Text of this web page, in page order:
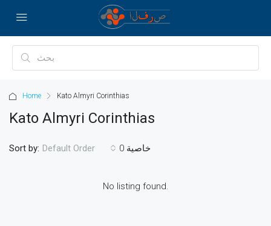
Home Kato Almyri Corinthias
Kato Almyri Corinthias
0 خاصية Sort by: Default Order
No listing found.